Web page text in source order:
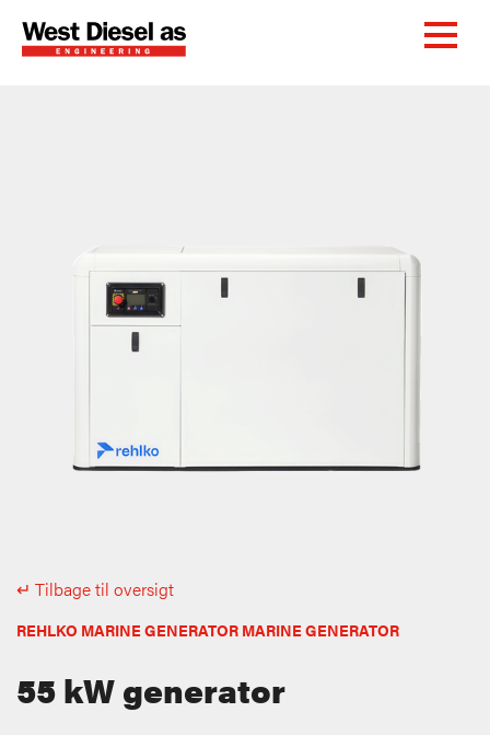
↵ Tilbage til oversigt
REHLKO MARINE GENERATOR MARINE GENERATOR
55 kW generator